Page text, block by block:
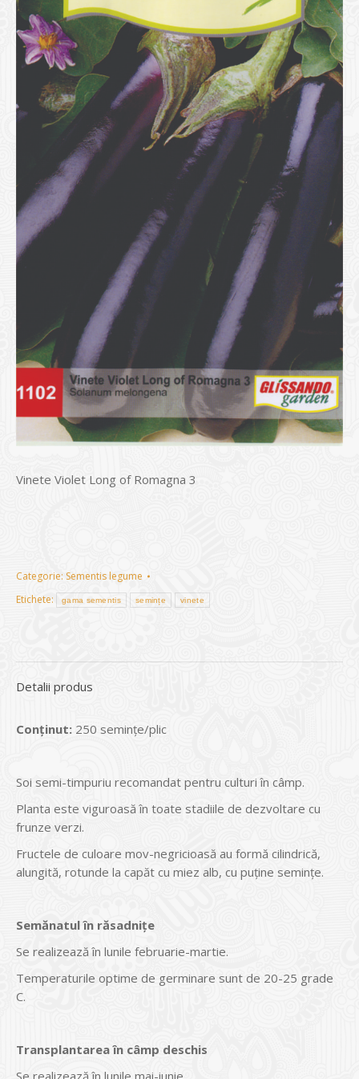
Vinete Violet Long of Romagna 3
Categorie: Sementis legume
Etichete:
gama sementis semințe vinete
Detalii produs
Conținut: 250 seminţe/plic
Soi semi-timpuriu recomandat pentru culturi în câmp.
Planta este viguroasă în toate stadiile de dezvoltare cu
frunze verzi.
Fructele de culoare mov-negricioasă au formă cilindrică,
alungită, rotunde la capăt cu miez alb, cu puţine seminţe.
Semănatul în răsadniţe
Se realizează în lunile februarie-martie.
Temperaturile optime de germinare sunt de 20-25 grade
C.
Transplantarea în câmp deschis